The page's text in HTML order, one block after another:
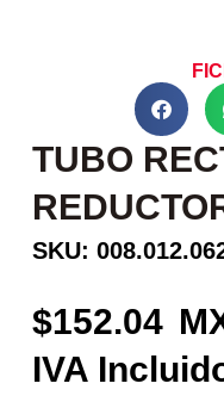
TUBO
SKU:
152.04